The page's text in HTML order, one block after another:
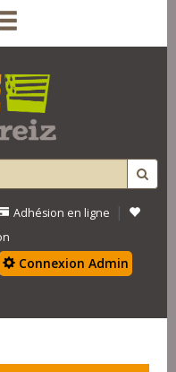
Adhésion en ligne |
Connexion Admin